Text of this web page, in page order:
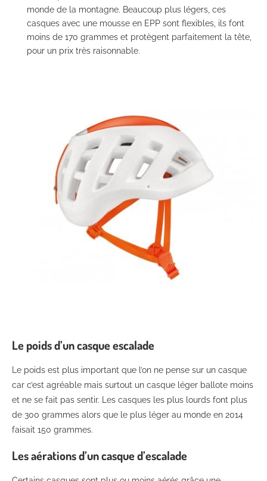
monde de la montagne. Beaucoup plus légers, ces
casques avec une mousse en EPP sont flexibles, ils font
moins de 170 grammes et protègent parfaitement la tête,
pour un prix très raisonnable.
Le poids d’un casque escalade
Le poids est plus important que l’on ne pense sur un casque
car c’est agréable mais surtout un casque léger ballote moins
et ne se fait pas sentir. Les casques les plus lourds font plus
de 300 grammes alors que le plus léger au monde en 2014
faisait 150 grammes.
Les aérations d’un casque d’escalade